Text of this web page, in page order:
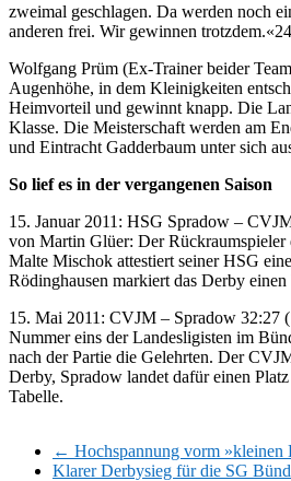
zweimal geschlagen. Da werden noch
anderen frei. Wir gewinnen
Wolfgang Prüm (Ex-Trainer beider
Augenhöhe, in dem Kleinigkeiten
Heimvorteil und gewinnt knapp. Die
Klasse. Die Meisterschaft werden am
und Eintracht Gadderbaum unter sich
So lief es in der vergangenen Saison
15. Januar 2011: HSG Spradow –
von Martin Glüer: Der
Malte Mischok attestiert seiner HSG
Rödinghausen markiert das Derby
15. Mai 2011: CVJM – Spradow 32:27
Nummer eins der Landesligisten im
nach der Partie die Gelehrten. Der
Derby, Spradow landet dafür einen
Tabelle.
← Hochspannung vorm »kleinen
Klarer Derbysieg für die SG